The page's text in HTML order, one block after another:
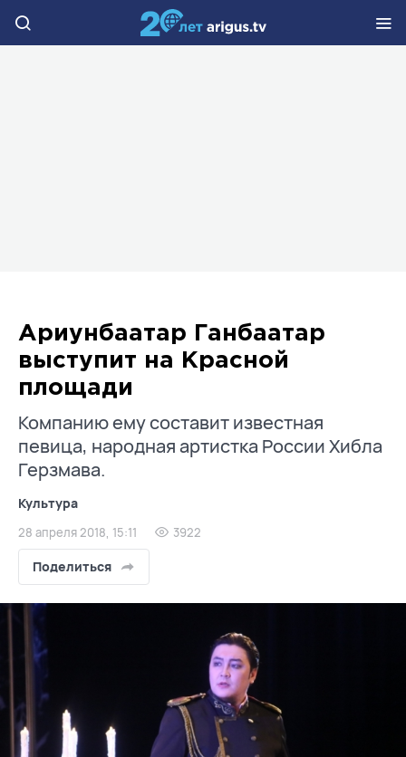
Ариунбаатар Ганбаатар
выступит на Красной
площади
Компанию ему составит известная
певица, народная артистка России Хибла
Герзмава.
Культура
28 апреля 2018, 15:11 3922
Поделиться